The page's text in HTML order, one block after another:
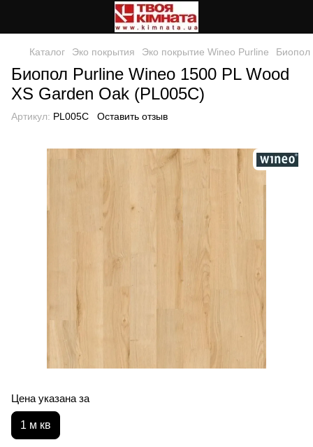
Каталог Эко покрытия Эко покрытие Wineo Purline Биопол
Биопол Purline Wineo 1500 PL Wood
ХS Garden Oak (PL005C)
Артикул: PL005C Оставить отзыв
Цена указана за
1 м кв